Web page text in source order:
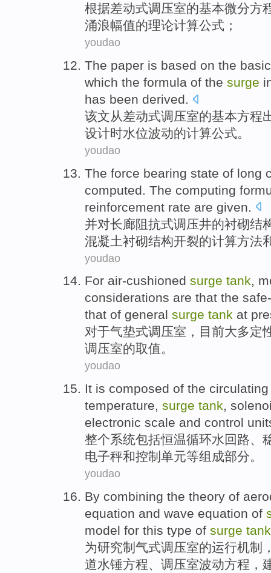
根据差动式调压室的基本微分方
涌浪幅值的理论计算公式；
youdao
The paper is based on the basic
which the formula of the surge
has been derived.
该文从差动式调压室的基本方程
设计时水位波动的计算公式。
youdao
The force bearing state of long
computed . The computing
reinforcement rate are given
并对长廊阻抗式调压井的衬砌结
混凝土衬砌结构开裂的计算方法
youdao
For air-cushioned surge tank,
considerations are that the
that of general surge tank at
对于气垫式调压室，目前大多定
调压室的取值。
youdao
It is composed of the
temperature, surge tank,
electronic scale and control
整个系统包括恒温循环水回路、
电子秤和控制 单元等组成部分。
youdao
By combining the theory of
equation and wave equation of
model for this type of surge tank
为研究制气式调压室的运行机制
道水锤方程、调压室波动方程，